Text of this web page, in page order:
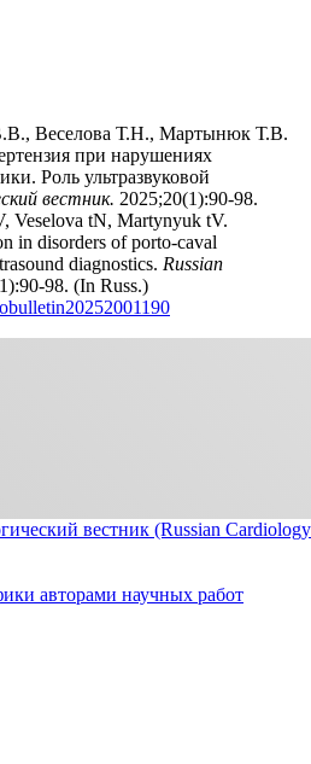
Веселова Т.Н., Мартынюк Т.В.
при нарушениях
Роль ультразвуковой
вестник. 2025;20(1):90‑98.
Veselova tN, Martynyuk tV.
in disorders of porto-caval
diagnostics. Russian
(In Russ.)